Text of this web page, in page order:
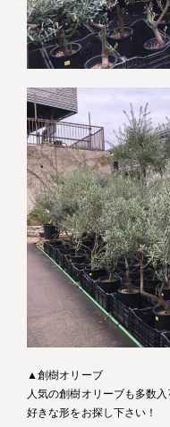
▲創樹オリーブ
人気の創樹オリーブも多数
好きな形をお探し下さい！